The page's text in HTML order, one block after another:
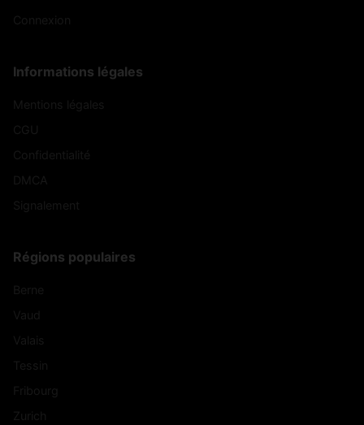
Informations légales
Régions populaires